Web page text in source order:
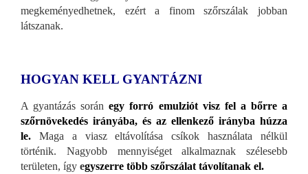
megkeményedhetnek, ezért a finom szőrszálak jobban
látszanak.
HOGYAN KELL GYANTÁZNI
A gyantázás során egy forró emulziót visz fel a bőrre a
szőrnövekedés irányába, és az ellenkező irányba húzza
le. Maga a viasz eltávolítása csíkok használata nélkül
történik. Nagyobb mennyiséget alkalmaznak szélesebb
területen, így egyszerre több szőrszálat távolítanak el.